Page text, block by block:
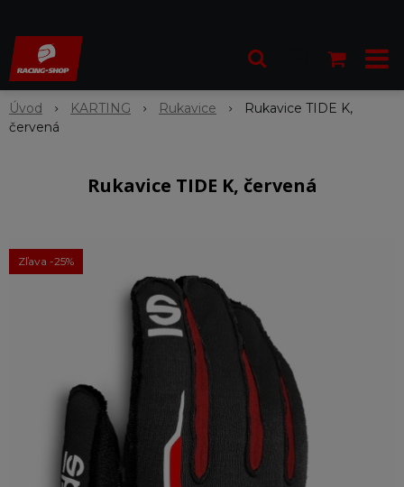
Úvod KARTING Rukavice
Rukavice TIDE K,
červená
Rukavice TIDE K, červená
Zľava -25%